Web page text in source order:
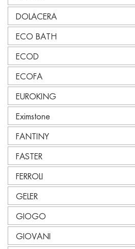
DOLACERA
ECO BATH
ECOD
ECOFA
EUROKING
Eximstone
FANTINY
FASTER
FERROLI
GELER
GIOGO
GIOVANI